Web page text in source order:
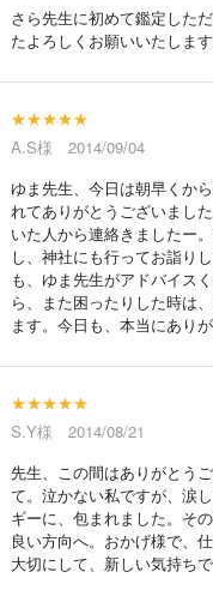
さら先生に初めて鑑定した
たよろしくお願いいたします
★★★★★
A.S様 2014/09/04
ゆま先生、今日は朝早くか
れてありがとうございまし
いた人から連絡きましたー
し、神社にも行ってお詣り
も、ゆま先生がアドバイス
ら、また困ったりした時は
ます。今日も、本当にあり
★★★★★
S.Y様 2014/08/21
先生、この間はありがとう
て。泣かない私ですが、涙
ギーに、包まれました。そ
良い方向へ。おかげ様で、
大切にして、新しい気持ち